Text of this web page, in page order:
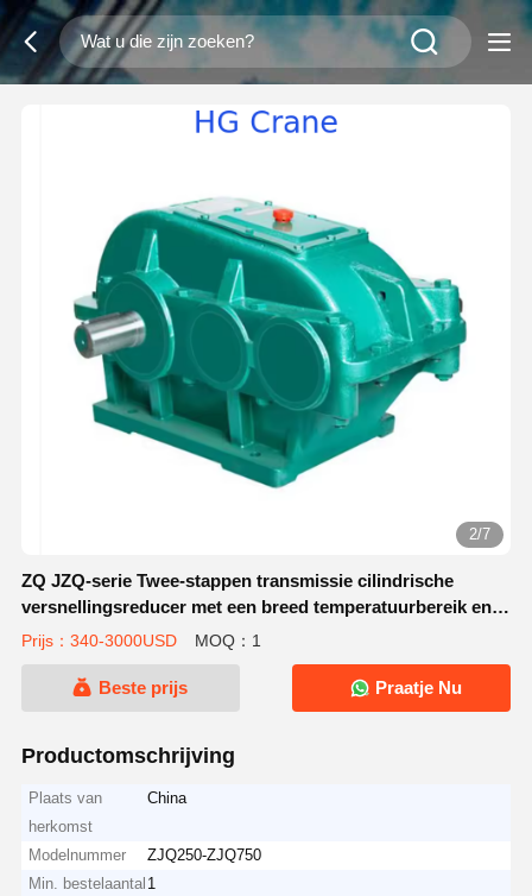
3/7
ZQ JZQ-serie Twee-stappen transmissie cilindrische
versnellingsreducer met een breed temperatuurbereik en
hoge invoer snelheid voor industriële machines
Prijs：340-3000USD MOQ：1
Beste prijs Praatje Nu
Productomschrijving
Plaats van
herkomst
China
Modelnummer
ZJQ250-ZJQ750
Min. bestelaantal 1